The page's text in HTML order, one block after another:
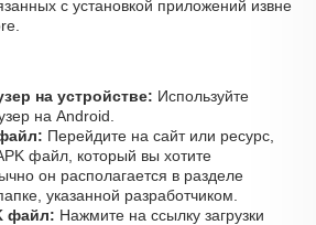
с установкой приложений извне
на устройстве: Используйте
на Android.
Перейдите на сайт или ресурс,
файл, который вы хотите
он располагается в разделе
указанной разработчиком.
файл: Нажмите на ссылку загрузки